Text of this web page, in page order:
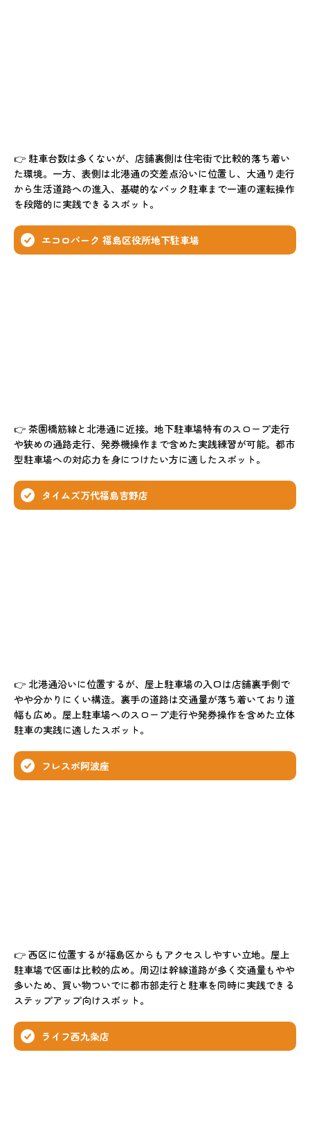
👉 駐車台数は多くないが、店舗裏側は住宅街で比較的落ち着い
た環境。一方、表側は北港通の交差点沿いに位置し、大通り走行
から生活道路への進入、基礎的なバック駐車まで一連の運転操作
を段階的に実践できるスポット。
エコロパーク 福島区役所地下駐車場
👉 茶園橋筋線と北港通に近接。地下駐車場特有のスロープ走行
や狭めの通路走行、発券機操作まで含めた実践練習が可能。都市
型駐車場への対応力を身につけたい方に適したスポット。
タイムズ万代福島吉野店
👉 北港通沿いに位置するが、屋上駐車場の入口は店舗裏手側で
やや分かりにくい構造。裏手の道路は交通量が落ち着いており道
幅も広め。屋上駐車場へのスロープ走行や発券操作を含めた立体
駐車の実践に適したスポット。
フレスポ阿波座
👉 西区に位置するが福島区からもアクセスしやすい立地。屋上
駐車場で区画は比較的広め。周辺は幹線道路が多く交通量もやや
多いため、買い物ついでに都市部走行と駐車を同時に実践できる
ステップアップ向けスポット。
ライフ西九条店